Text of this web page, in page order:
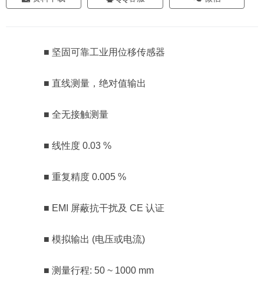
■ 坚固可靠工业用位移传感器
■ 直线测量，绝对值输出
■ 全无接触测量
■ 线性度 0.03 %
■ 重复精度 0.005 %
■ EMI 屏蔽抗干扰及 CE 认证
■ 模拟输出 (电压或电流)
■ 测量行程: 50 ~ 1000 mm